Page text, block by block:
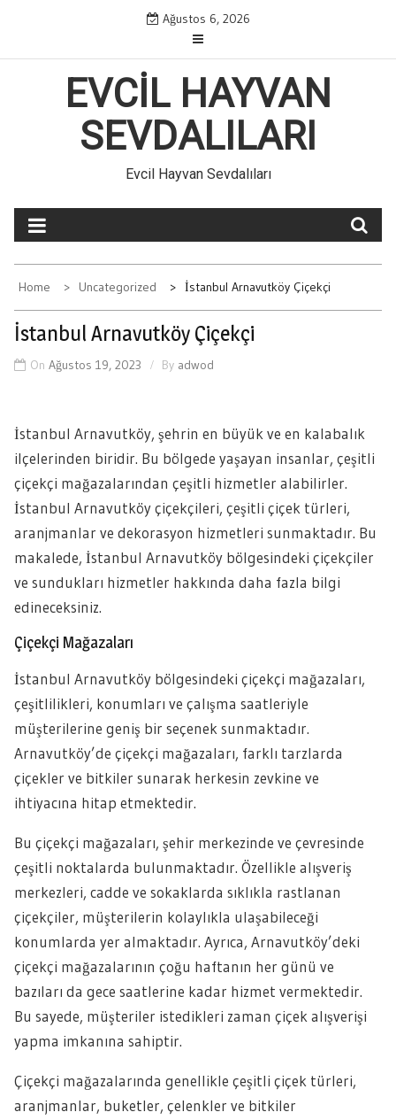
content
Ağustos 6, 2026
EVCIL HAYVAN
SEVDALILARI
Evcil Hayvan Sevdalıları
Home Uncategorized İstanbul Arnavutköy Çiçekçi
İstanbul Arnavutköy Çiçekçi
On Ağustos 19, 2023 By adwod
İstanbul Arnavutköy, şehrin en büyük ve en kalabalık
ilçelerinden biridir. Bu bölgede yaşayan insanlar, çeşitli
çiçekçi mağazalarından çeşitli hizmetler alabilirler.
İstanbul Arnavutköy çiçekçileri, çeşitli çiçek türleri,
aranjmanlar ve dekorasyon hizmetleri sunmaktadır. Bu
makalede, İstanbul Arnavutköy bölgesindeki çiçekçiler
ve sundukları hizmetler hakkında daha fazla bilgi
edineceksiniz.
Çiçekçi Mağazaları
İstanbul Arnavutköy bölgesindeki çiçekçi mağazaları,
çeşitlilikleri, konumları ve çalışma saatleriyle
müşterilerine geniş bir seçenek sunmaktadır.
Arnavutköy’de çiçekçi mağazaları, farklı tarzlarda
çiçekler ve bitkiler sunarak herkesin zevkine ve
ihtiyacına hitap etmektedir.
Bu çiçekçi mağazaları, şehir merkezinde ve çevresinde
çeşitli noktalarda bulunmaktadır. Özellikle alışveriş
merkezleri, cadde ve sokaklarda sıklıkla rastlanan
çiçekçiler, müşterilerin kolaylıkla ulaşabileceği
konumlarda yer almaktadır. Ayrıca, Arnavutköy’deki
çiçekçi mağazalarının çoğu haftanın her günü ve
bazıları da gece saatlerine kadar hizmet vermektedir.
Bu sayede, müşteriler istedikleri zaman çiçek alışverişi
yapma imkanına sahiptir.
Çiçekçi mağazalarında genellikle çeşitli çiçek türleri,
aranjmanlar, buketler, çelenkler ve bitkiler